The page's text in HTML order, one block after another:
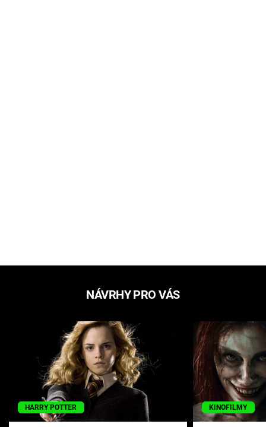
NÁVRHY PRO VÁS
HARRY POTTER KINOFILMY